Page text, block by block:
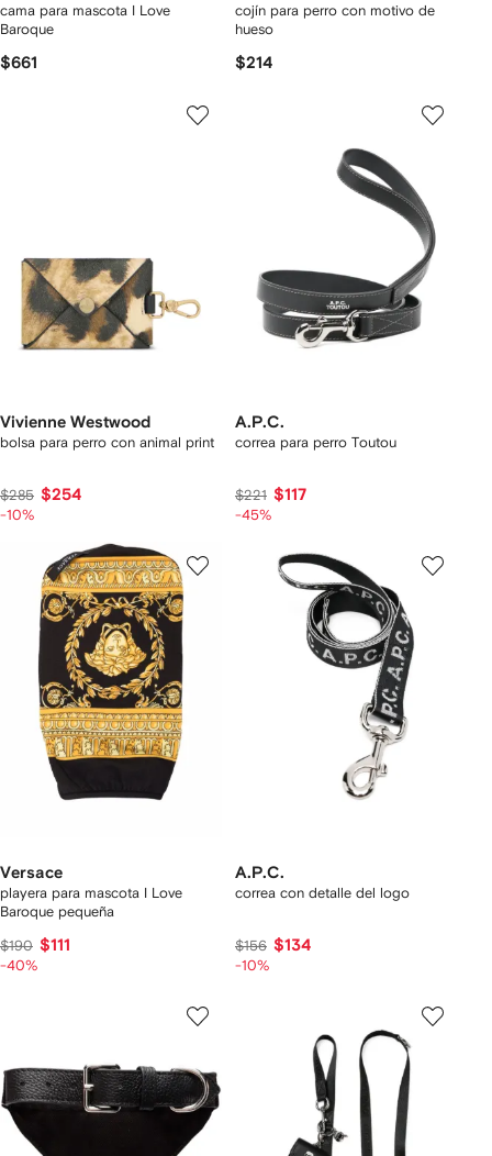
cama para mascota I Love
Baroque
$661
cojín para perro con motivo de
hueso
$214
Vivienne Westwood
bolsa para perro con animal print
$285 $254
-10%
A.P.C.
correa para perro Toutou
$221 $117
-45%
Versace
playera para mascota I Love
Baroque pequeña
$190 $111
-40%
A.P.C.
correa con detalle del logo
$156 $134
-10%